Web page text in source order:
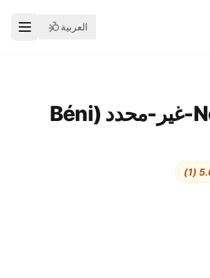
العربية
Non-défini-غير-محدد ( Béni
5.0